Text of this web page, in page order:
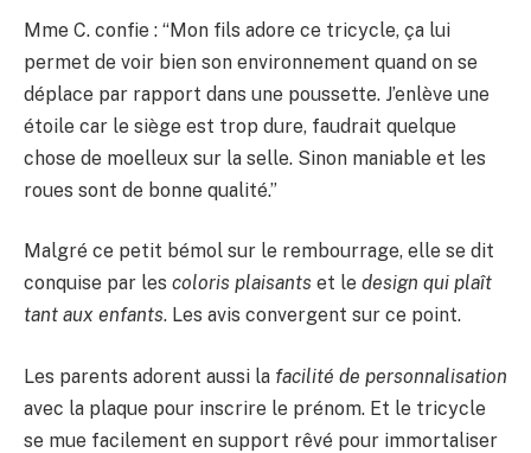
Mme C. confie : “Mon fils adore ce tricycle, ça lui
permet de voir bien son environnement quand on se
déplace par rapport dans une poussette. J’enlève une
étoile car le siège est trop dure, faudrait quelque
chose de moelleux sur la selle. Sinon maniable et les
roues sont de bonne qualité.”
Malgré ce petit bémol sur le rembourrage, elle se dit
conquise par les coloris plaisants et le design qui plaît
tant aux enfants. Les avis convergent sur ce point.
Les parents adorent aussi la facilité de personnalisation
avec la plaque pour inscrire le prénom. Et le tricycle
se mue facilement en support rêvé pour immortaliser